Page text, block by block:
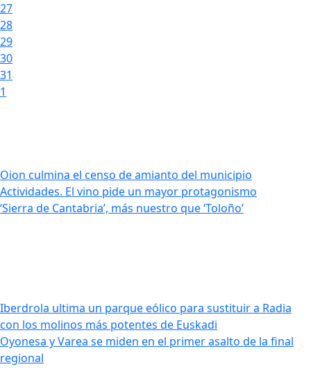
27
28
29
30
31
1
Oion culmina el censo de amianto del municipio
Actividades. El vino pide un mayor protagonismo
‘Sierra de Cantabria’, más nuestro que ‘Toloño’
Iberdrola ultima un parque eólico para sustituir a Radia
con los molinos más potentes de Euskadi
Oyonesa y Varea se miden en el primer asalto de la final
regional